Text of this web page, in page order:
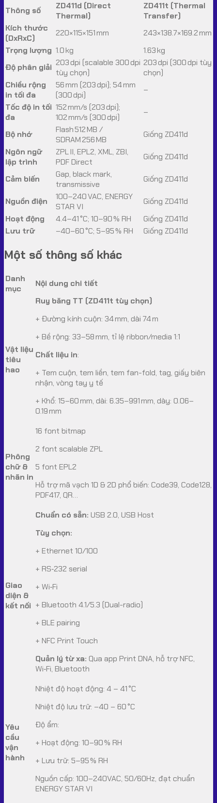
Thông số
ZD411d (Direct
Thermal)
ZD411t (Thermal
Transfer)
Kích thước
(DxRxC)
220×115×151 mm
243×138.7×169.2 mm
Trọng lượng 1.0 kg
1.63 kg
Độ phân giải 203 dpi (scalable 300 dpi
tùy chọn)
203 dpi (300 dpi tùy
chọn)
Chiều rộng
in tối đa
56 mm (203 dpi); 54 mm
(300 dpi)
–
Tốc độ in tối
đa
152 mm/s (203 dpi);
102 mm/s (300 dpi)
–
Bộ nhớ
Flash 512 MB /
SDRAM 256 MB
Giống ZD411d
Ngôn ngữ
lập trình
ZPL II, EPL2, XML, ZBI,
PDF Direct
Giống ZD411d
Cảm biến
Gap, black mark,
transmissive
Giống ZD411d
Nguồn điện
100–240 VAC, ENERGY
STAR VI
Giống ZD411d
Hoạt động
4.4–41 °C; 10–90 % RH
Giống ZD411d
Lưu trữ
–40–60 °C; 5–95 % RH Giống ZD411d
Một số thông số khác
Danh
mục
Nội dung chi tiết
Vật liệu
tiêu
hao
Ruy băng TT (ZD411t tùy chọn)
+ Đường kính cuộn: 34 mm, dài 74 m
+ Bề rộng: 33–58 mm, tỉ lệ ribbon/media 1:1
Chất liệu in:
+ Tem cuộn, tem liền, tem fan-fold, tag, giấy biên
nhận, vòng tay y tế
+ Khổ: 15–60 mm, dài: 6.35–991 mm, dày: 0.06–
0.19 mm
Phông
chữ &
nhãn in
16 font bitmap
2 font scalable ZPL
5 font EPL2
Hỗ trợ mã vạch 1D & 2D phổ biến: Code39, Code128,
PDF417, QR…
Giao
diện &
kết nối
Chuẩn có sẵn: USB 2.0, USB Host
Tùy chọn:
+ Ethernet 10/100
+ RS‑232 serial
+ Wi‑Fi
+ Bluetooth 4.1/5.3 (Dual-radio)
+ BLE pairing
+ NFC Print Touch
Quản lý từ xa: Qua app Print DNA, hỗ trợ NFC,
Wi‑Fi, Bluetooth
Yêu
cầu
vận
hành
Nhiệt độ hoạt động: 4 – 41 °C
Nhiệt độ lưu trữ: –40 – 60 °C
Độ ẩm:
+ Hoạt động: 10–90 % RH
+ Lưu trữ: 5–95 % RH
Nguồn cấp: 100–240VAC, 50/60Hz, đạt chuẩn
ENERGY STAR VI